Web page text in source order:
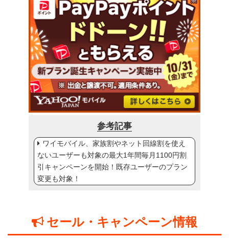
参考記事
ワイモバイル、家族割やネット回線割を使え
ないユーザーも対象の最大1年間毎月1100円割
引キャンペーンを開始！既存ユーザーのプラン
変更も対象！
セール・キャンペーン情報